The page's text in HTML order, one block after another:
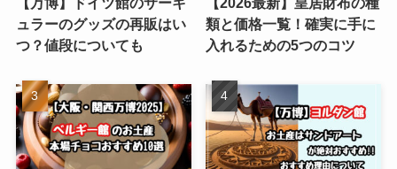
ュラーのグッズの再販はい
つ？値段についても
類と価格一覧！確実に手に
入れるための5つのコツ